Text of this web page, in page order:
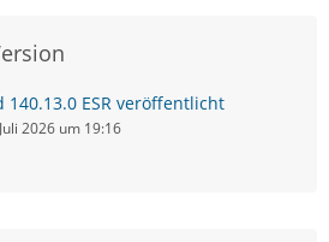
ESR veröffentlicht
2026 um 19:16